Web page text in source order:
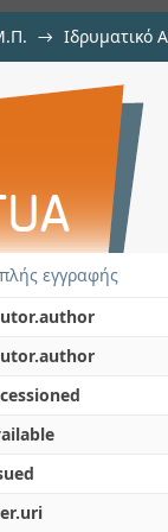
→ Ιδρυματικό
εγγραφής